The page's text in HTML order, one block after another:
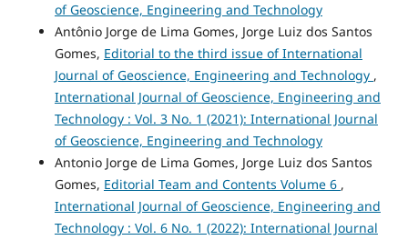
of Geoscience, Engineering and Technology
Antônio Jorge de Lima Gomes, Jorge Luiz dos Santos
Gomes, Editorial to the third issue of International
Journal of Geoscience, Engineering and Technology ,
International Journal of Geoscience, Engineering and
Technology : Vol. 3 No. 1 (2021): International Journal
of Geoscience, Engineering and Technology
Antonio Jorge de Lima Gomes, Jorge Luiz dos Santos
Gomes, Editorial Team and Contents Volume 6 ,
International Journal of Geoscience, Engineering and
Technology : Vol. 6 No. 1 (2022): International Journal